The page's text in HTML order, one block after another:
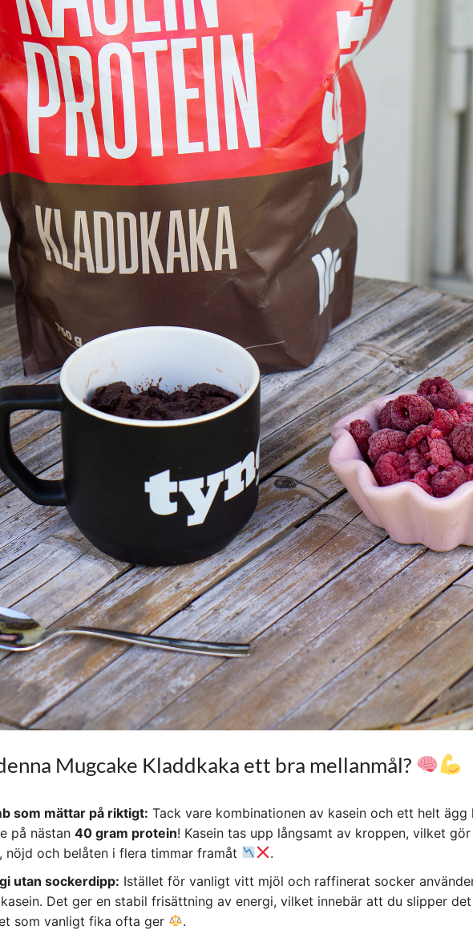
Mugcake Kladdkaka ett bra mellanmål?
som mättar på riktigt: Tack vare kombinationen av kasein och ett helt ägg
på nästan 40 gram protein! Kasein tas upp långsamt av kroppen, vilket
nöjd och belåten i flera timmar framåt
.
utan sockerdipp: Istället för vanligt vitt mjöl och raffinerat socker
Det ger en stabil frisättning av energi, vilket innebär att du slipper
som vanligt fika ofta ger
.